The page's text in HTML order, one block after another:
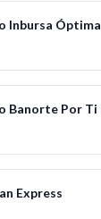
Inbursa Óptima
Banorte Por Ti
Express